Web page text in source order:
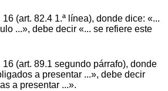
(art. 82.4 1.ª línea), donde dice: «...
...», debe decir «... se refiere este
16 (art. 89.1 segundo párrafo), donde
a presentar ...», debe decir
a presentar ...».